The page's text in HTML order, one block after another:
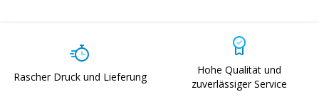
Rascher Druck und Lieferung
Hohe Qualität und
zuverlässiger Service